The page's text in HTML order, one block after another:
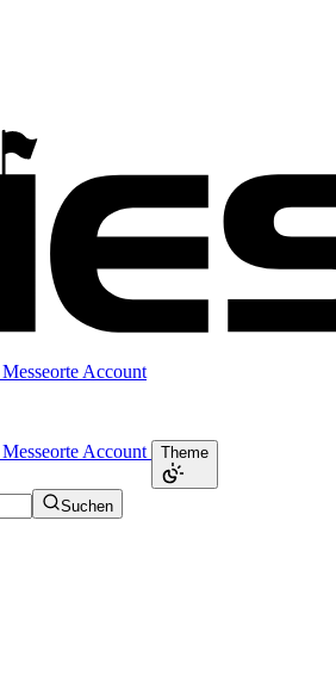
Messeorte Account
Messeorte Account Theme
Suchen